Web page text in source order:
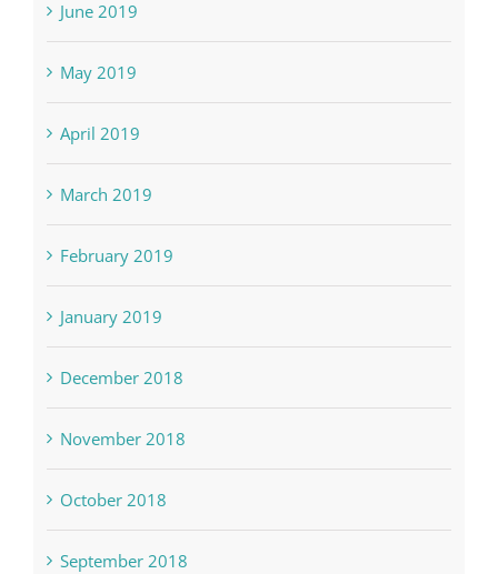
June 2019
May 2019
April 2019
March 2019
February 2019
January 2019
December 2018
November 2018
October 2018
September 2018